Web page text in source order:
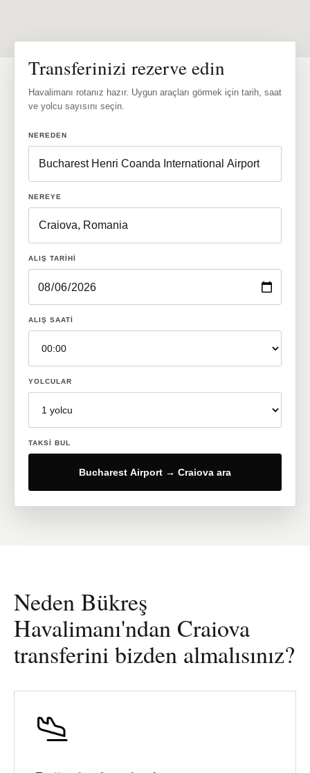
Transferinizi rezerve edin
Havalimanı rotanız hazır. Uygun araçları görmek için tarih, saat
ve yolcu sayısını seçin.
NEREDEN
NEREYE
ALIŞ TARIHI
ALIŞ SAATI
YOLCULAR
TAKSI BUL
Bucharest Airport → Craiova ara
Neden Bükreş
Havalimanı'ndan Craiova
transferini bizden almalısınız?